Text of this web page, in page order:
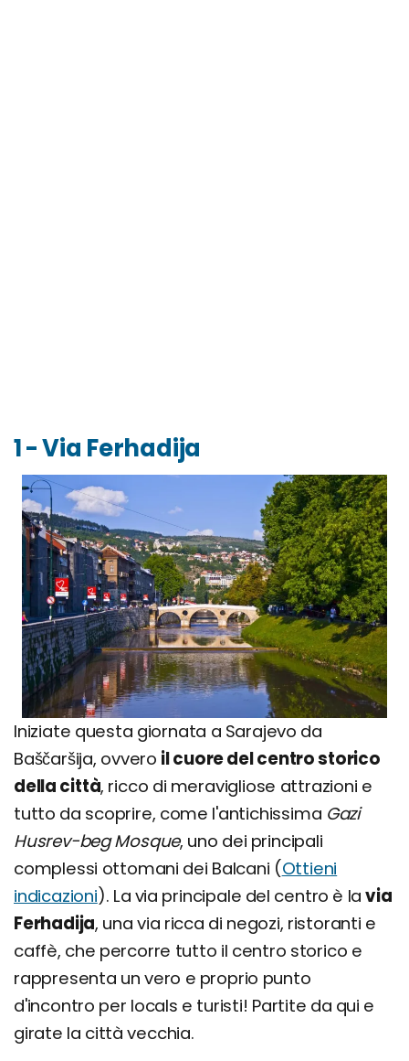
1 - Via Ferhadija
Iniziate questa giornata a Sarajevo da
Baščaršija, ovvero il cuore del centro storico
della città, ricco di meravigliose attrazioni e
tutto da scoprire, come l'antichissima Gazi
Husrev-beg Mosque, uno dei principali
complessi ottomani dei Balcani (Ottieni
indicazioni). La via principale del centro è lavia
Ferhadija, una via ricca di negozi, ristoranti e
caffè, che percorre tutto il centro storico e
rappresenta un vero e proprio punto
d'incontro per locals e turisti! Partite da qui e
girate la città vecchia.